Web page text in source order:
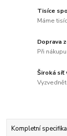
Tisíce
Máme
Doprava
Při
Široká síť
Kompletní